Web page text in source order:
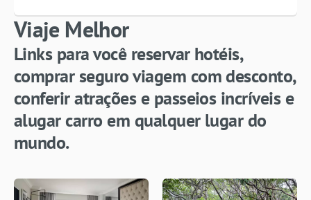
Viaje Melhor
Links para você reservar hotéis,
comprar seguro viagem com desconto,
conferir atrações e passeios incríveis e
alugar carro em qualquer lugar do
mundo.